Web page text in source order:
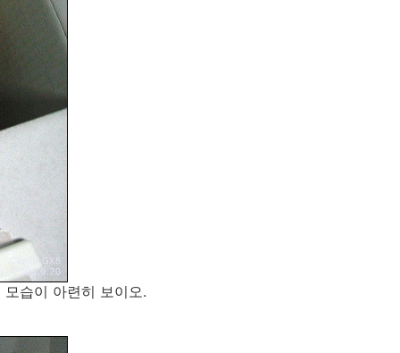
습이 아련히 보이오.